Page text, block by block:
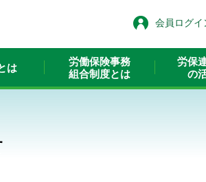
会員ログイ
は
労働保険事務
組合制度とは
労保
の